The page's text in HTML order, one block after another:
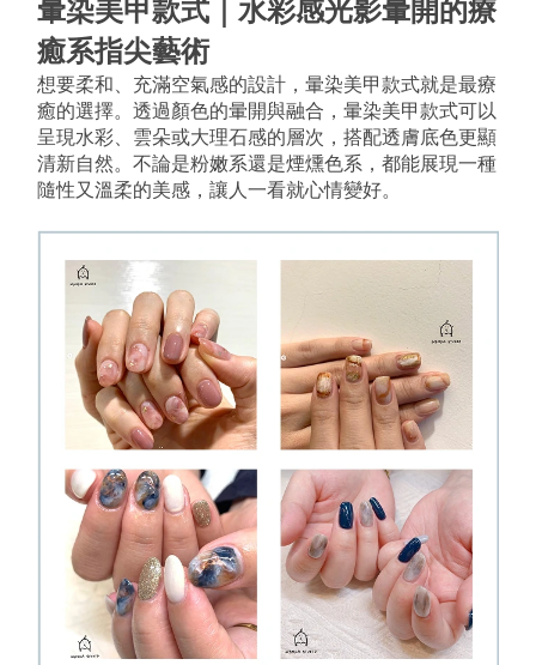
暈染美甲款式｜水彩感光影暈開的療
癒系指尖藝術
想要柔和、充滿空氣感的設計，暈染美甲款式就是最療
癒的選擇。透過顏色的暈開與融合，暈染美甲款式可以
呈現水彩、雲朵或大理石感的層次，搭配透膚底色更顯
清新自然。不論是粉嫩系還是煙燻色系，都能展現一種
隨性又溫柔的美感，讓人一看就心情變好。